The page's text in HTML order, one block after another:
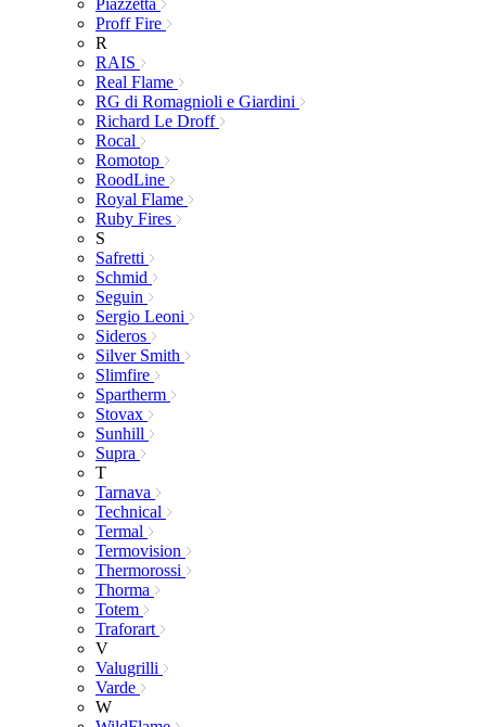
Proff Fire
R
RAIS
Real Flame
RG di Romagnioli e Giardini
Richard Le Droff
Rocal
Romotop
RoodLine
Royal Flame
Ruby Fires
S
Safretti
Schmid
Seguin
Sergio Leoni
Sideros
Silver Smith
Slimfire
Spartherm
Stovax
Sunhill
Supra
T
Tarnava
Technical
Termal
Termovision
Thermorossi
Thorma
Totem
Traforart
V
Valugrilli
Varde
W